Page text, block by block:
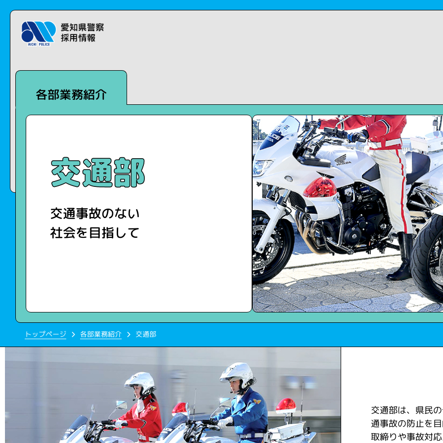
各部業務紹介
交通部
交通事故のない
社会を目指して
トップページ 各部業務紹介 交通部
交通部は、県民
通事故の防止を
取締りや事故対